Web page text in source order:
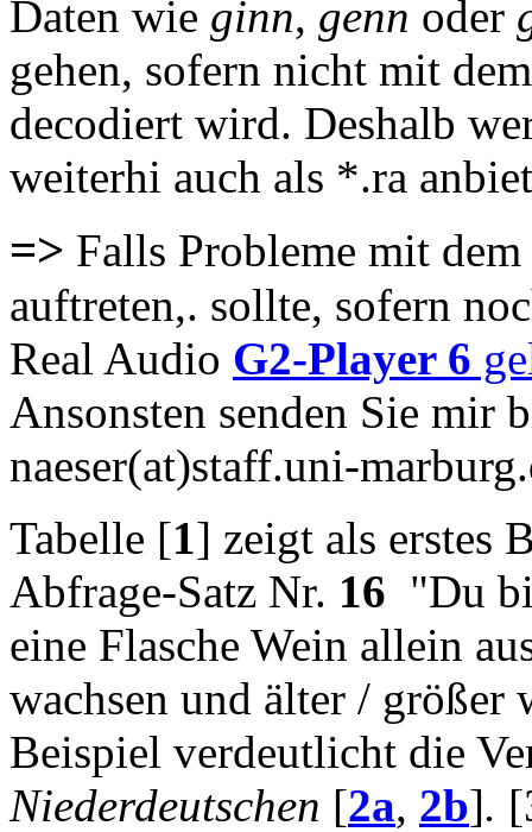
Daten wie ginn, genn oder
gehen, sofern nicht mit
decodiert wird. Deshalb
weiterhi auch als *.ra
=> Falls Probleme mit
auftreten,. sollte, sofern
Real Audio G2-Player 6
Ansonsten senden Sie mir
naeser(at)staff.uni-
Tabelle [1] zeigt als erstes
Abfrage-Satz Nr. 16 "Du
eine Flasche Wein allein
wachsen und älter / größer
Beispiel verdeutlicht die
Niederdeutschen [2a, 2b].